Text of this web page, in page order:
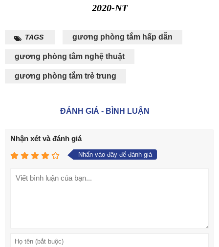
2020-NT
TAGS gương phòng tắm hấp dẫn
gương phòng tắm nghệ thuật
gương phòng tắm trẻ trung
ĐÁNH GIÁ - BÌNH LUẬN
Nhận xét và đánh giá
Nhấn vào đây để đánh giá